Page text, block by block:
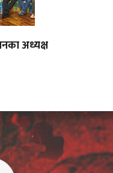
अध्यक्ष